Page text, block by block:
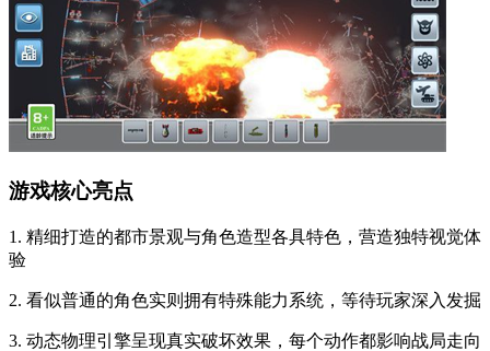
游戏核心亮点
1. 精细打造的都市景观与角色造型各具特色，营造独特视觉体
验
2. 看似普通的角色实则拥有特殊能力系统，等待玩家深入发掘
3. 动态物理引擎呈现真实破坏效果，每个动作都影响战局走向